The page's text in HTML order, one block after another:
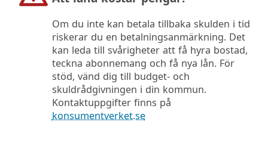
Om du inte kan betala tillbaka skulden i tid
riskerar du en betalningsanmärkning. Det
kan leda till svårigheter att få hyra bostad,
teckna abonnemang och få nya lån. För
stöd, vänd dig till budget- och
skuldrådgivningen i din kommun.
Kontaktuppgifter finns på
konsumentverket.se